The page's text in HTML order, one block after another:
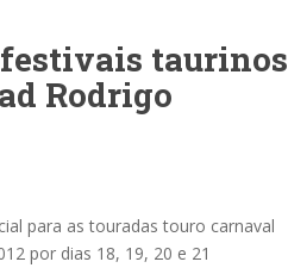
taurinos
Rodrigo
para as touradas touro carnaval
por dias 18, 19, 20 e 21